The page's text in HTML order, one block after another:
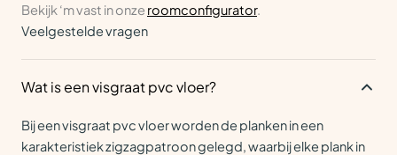
Bekijk ‘m vast in onze roomconfigurator.
Veelgestelde vragen
Wat is een visgraat pvc vloer?
Bij een visgraat pvc vloer worden de planken in een
karakteristiek zigzagpatroon gelegd, waarbij elke plank in